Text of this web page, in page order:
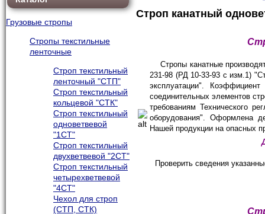
Грузовые стропы
Стропы текстильные
ленточные
Строп текстильный
ленточный "СТП"
Строп текстильный
кольцевой "СТК"
Строп текстильный
одноветвевой
"1СТ"
Строп текстильный
двухветвевой "2СТ"
Строп текстильный
четырехветвевой
"4СТ"
Чехол для строп
(СТП, СТК)
Строп канатный
Стропы канатные
231-98 (РД 10-33-93 с изм.1)
эксплуатации". Коэффициент
соединительных элементов
требованиям Технического
оборудования". Оформлена
Нашей продукции на опасных
Проверить сведения